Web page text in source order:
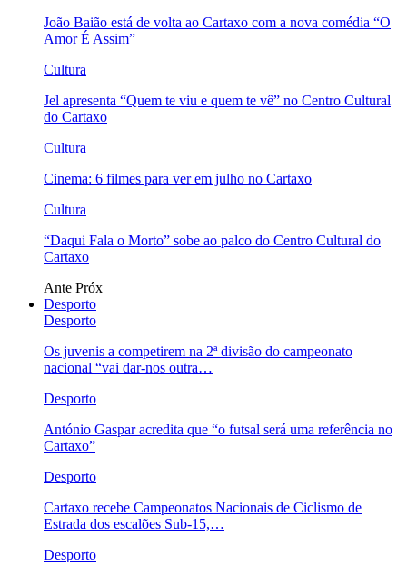
João Baião está de volta ao Cartaxo com a nova comédia “O
Amor É Assim”
Cultura
Jel apresenta “Quem te viu e quem te vê” no Centro Cultural
do Cartaxo
Cultura
Cinema: 6 filmes para ver em julho no Cartaxo
Cultura
“Daqui Fala o Morto” sobe ao palco do Centro Cultural do
Cartaxo
Ante Próx
Desporto
Desporto
Os juvenis a competirem na 2ª divisão do campeonato
nacional “vai dar-nos outra…
Desporto
António Gaspar acredita que “o futsal será uma referência no
Cartaxo”
Desporto
Cartaxo recebe Campeonatos Nacionais de Ciclismo de
Estrada dos escalões Sub-15,…
Desporto